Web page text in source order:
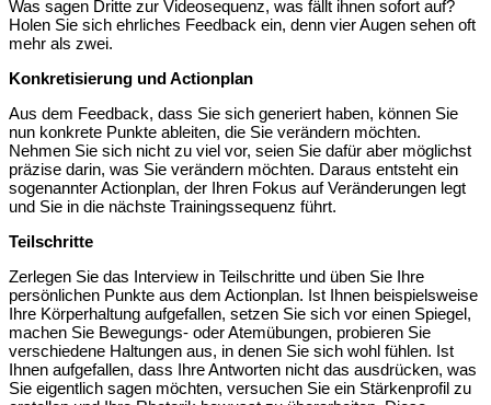
Was sagen Dritte zur Videosequenz, was fällt ihnen sofort auf?
Holen Sie sich ehrliches Feedback ein, denn vier Augen sehen oft
mehr als zwei.
Konkretisierung und Actionplan
Aus dem Feedback, dass Sie sich generiert haben, können Sie
nun konkrete Punkte ableiten, die Sie verändern möchten.
Nehmen Sie sich nicht zu viel vor, seien Sie dafür aber möglichst
präzise darin, was Sie verändern möchten. Daraus entsteht ein
sogenannter Actionplan, der Ihren Fokus auf Veränderungen legt
und Sie in die nächste Trainingssequenz führt.
Teilschritte
Zerlegen Sie das Interview in Teilschritte und üben Sie Ihre
persönlichen Punkte aus dem Actionplan. Ist Ihnen beispielsweise
Ihre Körperhaltung aufgefallen, setzen Sie sich vor einen Spiegel,
machen Sie Bewegungs- oder Atemübungen, probieren Sie
verschiedene Haltungen aus, in denen Sie sich wohl fühlen. Ist
Ihnen aufgefallen, dass Ihre Antworten nicht das ausdrücken, was
Sie eigentlich sagen möchten, versuchen Sie ein Stärkenprofil zu